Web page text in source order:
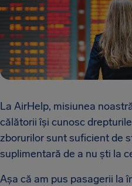
La AirHelp, misiunea
călătorii își cunosc
zborurilor sunt suficient de
suplimentară de a nu ști la
Așa că am pus pasagerii la